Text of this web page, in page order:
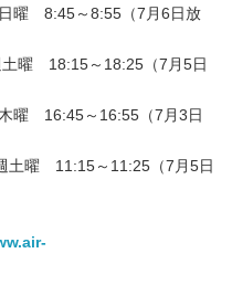
～8:55（7月6日放
曜 18:15～18:25（7月5日
～16:55（7月3日
曜 11:15～11:25（7月5日